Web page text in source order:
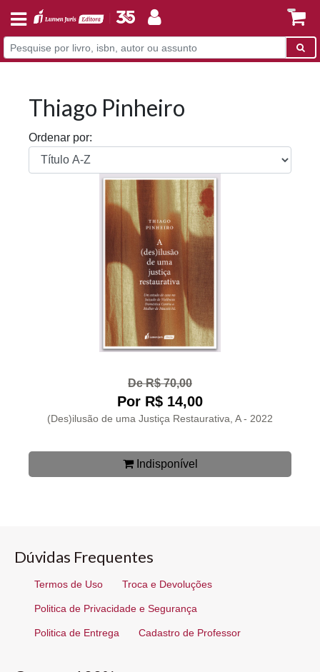
Thiago Pinheiro
Ordenar por:
De R$ 70,00
Por R$ 14,00
(Des)ilusão de uma Justiça Restaurativa, A - 2022
Indisponível
Dúvidas Frequentes
Termos de Uso Troca e Devoluções
Politica de Privacidade e Segurança
Politica de Entrega Cadastro de Professor